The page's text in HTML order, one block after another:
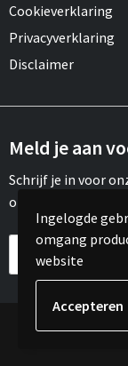
Cookieverklaring
Privacyverklaring
Disclaimer
Meld je aan
Schrijf je in voor
onze leuke
Ingelogde
omgang
website